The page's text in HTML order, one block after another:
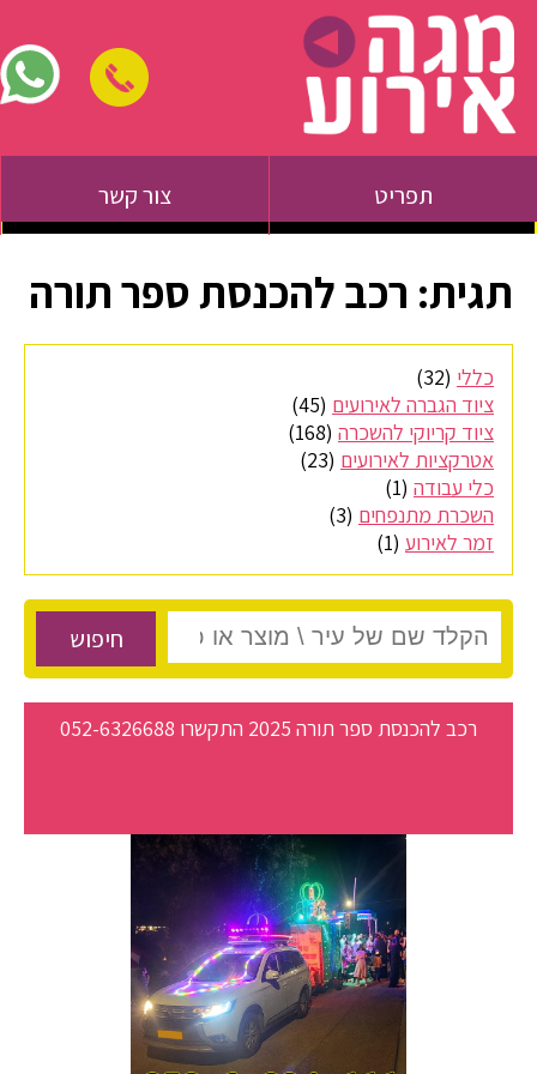
תפריט צור קשר
תגית: רכב להכנסת ספר תורה
כללי (32)
ציוד הגברה לאירועים (45)
ציוד קריוקי להשכרה (168)
אטרקציות לאירועים (23)
כלי עבודה (1)
השכרת מתנפחים (3)
זמר לאירוע (1)
חיפוש
רכב להכנסת ספר תורה 2025 התקשרו 052-6326688